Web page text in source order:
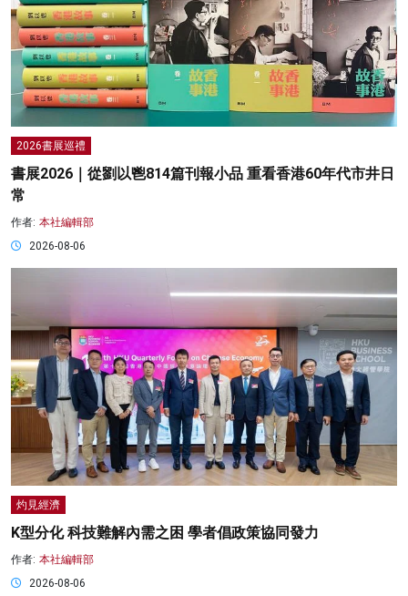
2026書展巡禮
書展2026｜從劉以鬯814篇刊報小品 重看香港60年代市井日
常
作者: 本社編輯部
2026-08-06
灼見經濟
K型分化 科技難解內需之困 學者倡政策協同發力
作者: 本社編輯部
2026-08-06